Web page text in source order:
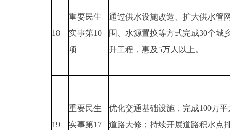
18
重要民生
实事第10
项
通过供水设施改造、扩大供水管
围、水源置换等方式完成30个城
升工程，惠及5万人以上。
19
重要民生
实事第17
优化交通基础设施，完成100万
道路大修；持续开展道路积水点